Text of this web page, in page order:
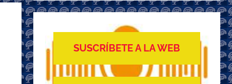
SUSCRÍBETE A LA WEB